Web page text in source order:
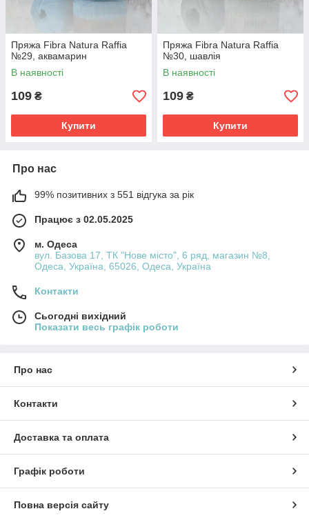
Пряжа Fibra Natura Raffia
№29, аквамарин
В наявності
109 ₴
Купити
Пряжа Fibra Natura Raffia
№30, шавлія
В наявності
109 ₴
Купити
Про нас
99% позитивних з 551 відгука за рік
Працює з 02.05.2025
м. Одеса
вул. Базова 17, ТК "Нове місто", 6 ряд, магазин №8,
Одеса, Україна, 65026, Одеса, Україна
Контакти
Сьогодні вихідний
Показати весь графік роботи
Про нас
Контакти
Доставка та оплата
Графік роботи
Повна версія сайту